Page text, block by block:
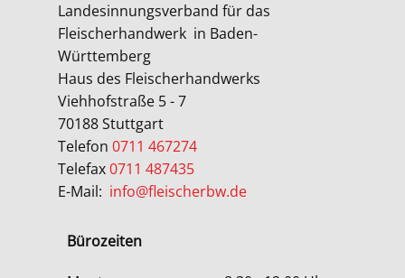
Landesinnungsverband für das
Fleischerhandwerk in Baden-
Württemberg
Haus des Fleischerhandwerks
Viehhofstraße 5 - 7
70188 Stuttgart
Telefon 0711 467274
Telefax0711 487435
E-Mail: info@fleischerbw.de
Bürozeiten